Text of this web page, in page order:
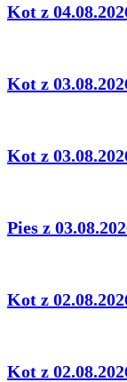
Kot z
Kot z
Kot z
Pies z
Kot z
Kot z